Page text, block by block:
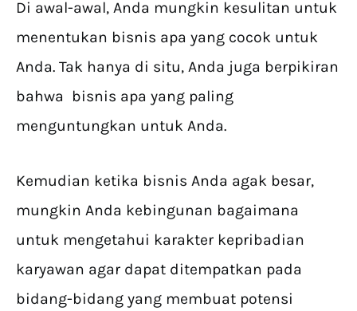
Di awal-awal, Anda mungkin kesulitan untuk
menentukan bisnis apa yang cocok untuk
Anda. Tak hanya di situ, Anda juga berpikiran
bahwa bisnis apa yang paling
menguntungkan untuk Anda.
Kemudian ketika bisnis Anda agak besar,
mungkin Anda kebingunan bagaimana
untuk mengetahui karakter kepribadian
karyawan agar dapat ditempatkan pada
bidang-bidang yang membuat potensi